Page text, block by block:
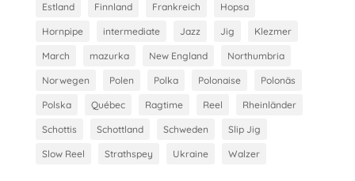
Estland Finnland Frankreich Hopsa
Hornpipe intermediate Jazz Jig Klezmer
March mazurka New England Northumbria
Norwegen Polen Polka Polonaise Polonäs
Polska Québec Ragtime Reel Rheinländer
Schottis Schottland Schweden Slip Jig
Slow Reel Strathspey Ukraine Walzer